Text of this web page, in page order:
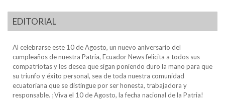
EDITORIAL
Al celebrarse este 10 de Agosto, un nuevo aniversario del
cumpleaños de nuestra Patria, Ecuador News felicita a todos sus
compatriotas y les desea que sigan poniendo duro la mano para que
su triunfo y éxito personal, sea de toda nuestra comunidad
ecuatoriana que se distingue por ser honesta, trabajadora y
responsable. ¡Viva el 10 de Agosto, la fecha nacional de la Patria!